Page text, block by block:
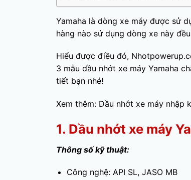
Yamaha là dòng xe máy được sử
hàng nào sử dụng dòng xe này
Hiểu được điều đó,
3 mẫu dầu nhớt xe máy Yamaha
tiết bạn nhé!
Xem thêm: Dầu nhớt xe máy nhập
1. Dầu nhớt xe máy
Thông số kỹ thuật:
Công nghệ: API SL, JASO MB